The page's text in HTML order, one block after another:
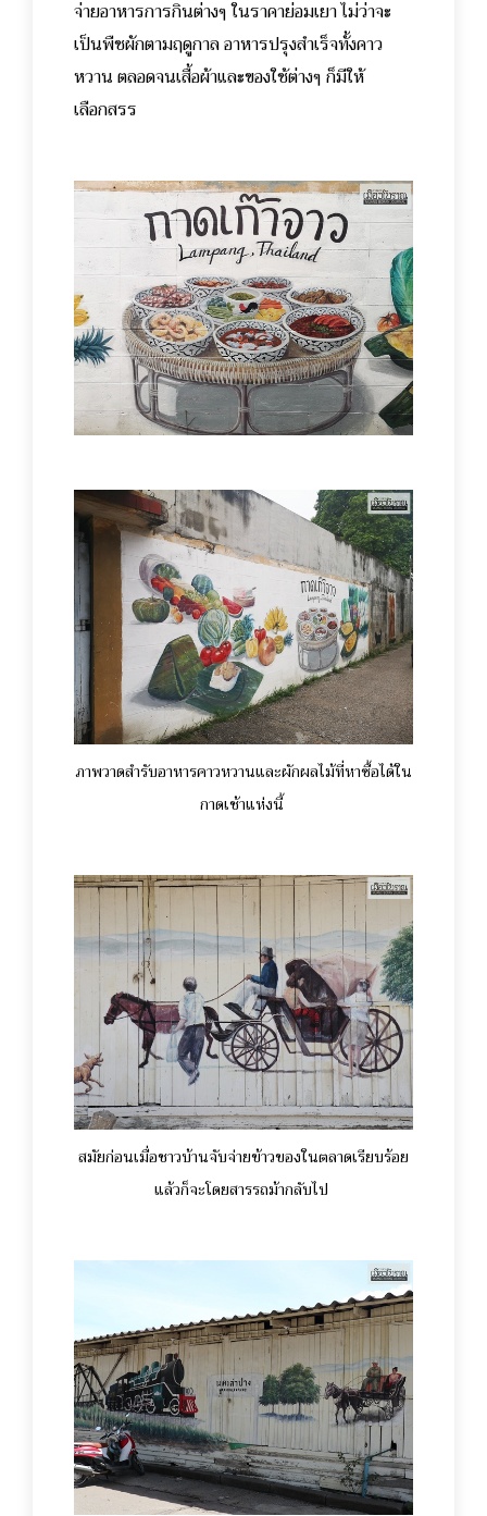
จ่ายอาหารการกินต่างๆ ในราคาย่อมเยา ไม่ว่าจะ
เป็นพืชผักตามฤดูกาล อาหารปรุงสำเร็จทั้งคาว
หวาน ตลอดจนเสื้อผ้าและของใช้ต่างๆ ก็มีให้
เลือกสรร
ภาพวาดสำรับอาหารคาวหวานและผักผลไม้ที่หาซื้อได้ใน
กาดเช้าแห่งนี้
สมัยก่อนเมื่อชาวบ้านจับจ่ายข้าวของในตลาดเรียบร้อย
แล้วก็จะโดยสารรถม้ากลับไป